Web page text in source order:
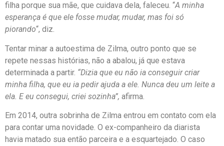
filha porque sua mãe, que cuidava dela, faleceu. “A minha
esperança é que ele fosse mudar, mudar, mas foi só
piorando“, diz.
Tentar minar a autoestima de Zilma, outro ponto que se
repete nessas histórias, não a abalou, já que estava
determinada a partir. “Dizia que eu não ia conseguir criar
minha filha, que eu ia pedir ajuda a ele. Nunca deu um leite a
ela. E eu consegui, criei sozinha”, afirma.
Em 2014, outra sobrinha de Zilma entrou em contato com ela
para contar uma novidade. O ex-companheiro da diarista
havia matado sua então parceira e a esquartejado. O caso